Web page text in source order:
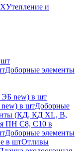
Утепление и
шт
Доборные элементы
new) в шт
в штДоборные
(КД, КД XL, В,
ПН С8, С10 в
Доборные элементы
в штОтливы